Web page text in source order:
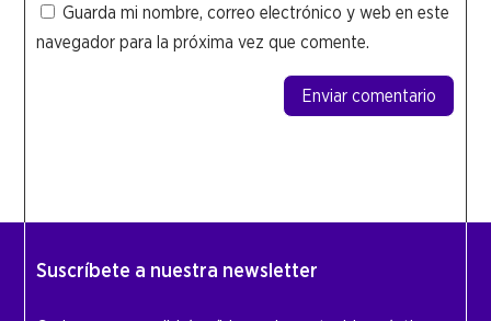
Guarda mi nombre, correo electrónico y web en este
navegador para la próxima vez que comente.
Enviar comentario
Suscríbete a nuestra newsletter